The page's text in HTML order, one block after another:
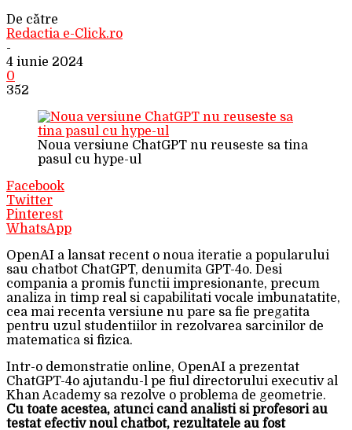
De către
Redactia e-Click.ro
-
4 iunie 2024
0
352
Noua versiune ChatGPT nu reuseste sa tina
pasul cu hype-ul
Facebook
Twitter
Pinterest
WhatsApp
OpenAI a lansat recent o noua iteratie a popularului
sau chatbot ChatGPT, denumita GPT-4o. Desi
compania a promis functii impresionante, precum
analiza in timp real si capabilitati vocale imbunatatite,
cea mai recenta versiune nu pare sa fie pregatita
pentru uzul studentiilor in rezolvarea sarcinilor de
matematica si fizica.
Intr-o demonstratie online, OpenAI a prezentat
ChatGPT-4o ajutandu-l pe fiul directorului executiv al
Khan Academy sa rezolve o problema de geometrie.
Cu toate acestea, atunci cand analisti si profesori au
testat efectiv noul chatbot, rezultatele au fost